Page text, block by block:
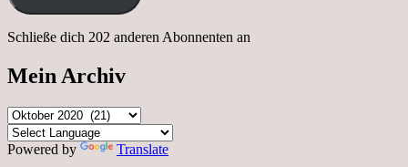
Schließe dich 202 anderen Abonnenten an
Mein Archiv
Mein
Archiv
Powered by
Translate